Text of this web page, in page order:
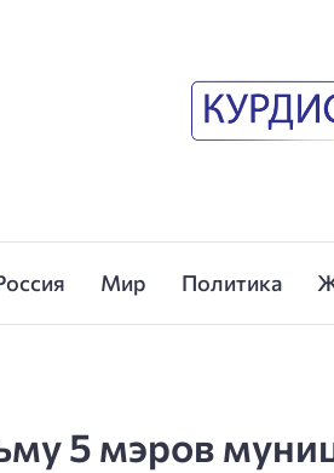
Мир Политика
5 мэров